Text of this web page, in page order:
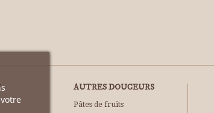
AUTRES DOUCEURS
Pâtes de fruits